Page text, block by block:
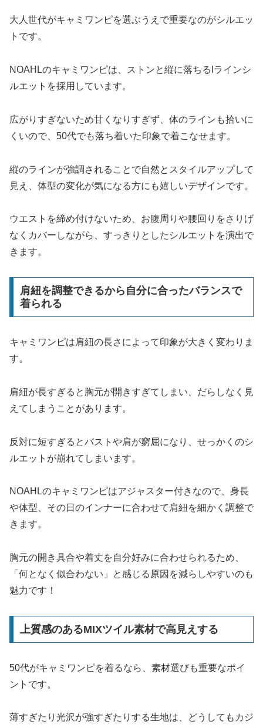
大人世代がキャミワンピを選ぶうえで重要なのがシルエッ
トです。
NOAHLのキャミワンピは、ストンと縦に落ちるIラインシ
ルエットを採用しています。
広がりすぎないため甘くなりすぎず、体のラインも拾いに
くいので、50代でも落ち着いた印象で着こなせます。
縦のラインが強調されることで自然とスタイルアップして
見え、体型の変化が気になる方にも嬉しいデザインです。
ウエストを締め付けないため、お腹周りや腰回りをさりげ
なくカバーしながら、すっきりとしたシルエットを演出で
きます。
肩紐を調整できるから自分に合ったバランスで
着られる
キャミワンピは肩紐の長さによって印象が大きく変わりま
す。
肩紐が長すぎると胸元が開きすぎてしまい、だらしなく見
えてしまうことがあります。
反対に短すぎるとバストや肩が窮屈になり、せっかくのシ
ルエットが崩れてしまいます。
NOAHLのキャミワンピはアジャスター付きなので、身長
や体型、その日のインナーに合わせて肩紐を細かく調整で
きます。
胸元の開き具合や着丈を自分好みに合わせられるため、
「何となく似合わない」と感じる原因を減らしやすいのも
魅力です！
上質感のあるMIXツイル素材で高見えする
50代がキャミワンピを着るなら、素材選びも重要なポイ
ントです。
薄すぎたり光沢が強すぎたりする生地は、どうしてもカジ